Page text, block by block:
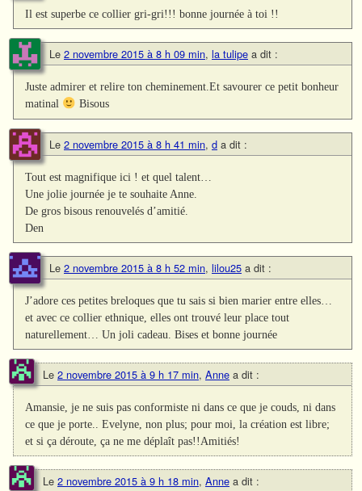
Il est superbe ce collier gri-gri!!! bonne journée à toi !!
Le 2 novembre 2015 à 8 h 09 min, la tulipe a dit :
Juste admirer et relire ton cheminement.Et savourer ce petit bonheur
matinal
Bisous
Le 2 novembre 2015 à 8 h 41 min, d a dit :
Tout est magnifique ici ! et quel talent…
Une jolie journée je te souhaite Anne.
De gros bisous renouvelés d’amitié.
Den
Le 2 novembre 2015 à 8 h 52 min, lilou25 a dit :
J’adore ces petites breloques que tu sais si bien marier entre elles…
et avec ce collier ethnique, elles ont trouvé leur place tout
naturellement… Un joli cadeau. Bises et bonne journée
Le 2 novembre 2015 à 9 h 17 min, Anne a dit :
Amansie, je ne suis pas conformiste ni dans ce que je couds, ni dans
ce que je porte.. Evelyne, non plus; pour moi, la création est libre;
et si ça déroute, ça ne me déplaît pas!!Amitiés!
Le 2 novembre 2015 à 9 h 18 min, Anne a dit :